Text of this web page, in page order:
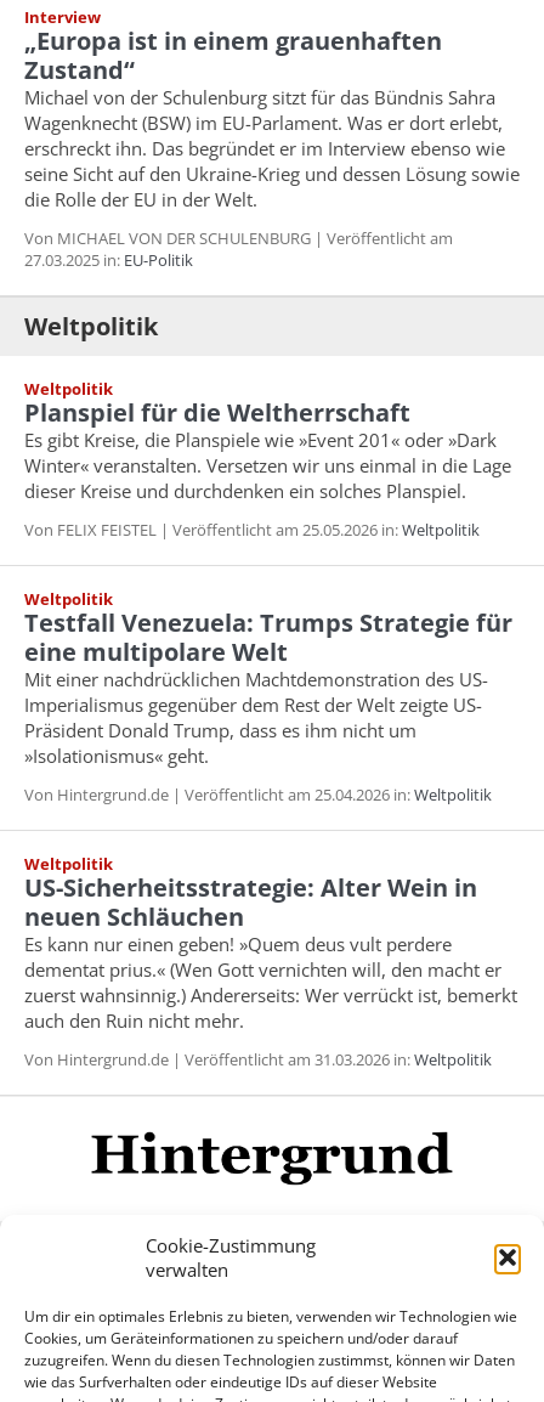
Cookie-Zustimmung
verwalten
Um dir ein optimales Erlebnis zu bieten, verwenden wir Technologien wie
Cookies, um Geräteinformationen zu speichern und/oder darauf
zuzugreifen. Wenn du diesen Technologien zustimmst, können wir Daten
wie das Surfverhalten oder eindeutige IDs auf dieser Website
Interview
„Europa ist in einem grauenhaften
Zustand“
Michael von der Schulenburg sitzt für das Bündnis Sahra
Wagenknecht (BSW) im EU-Parlament. Was er dort erlebt,
erschreckt ihn. Das begründet er im Interview ebenso wie
seine Sicht auf den Ukraine-Krieg und dessen Lösung sowie
die Rolle der EU in der Welt.
Von MICHAEL VON DER SCHULENBURG | Veröffentlicht am
27.03.2025 in: EU-Politik
Weltpolitik
Weltpolitik
Planspiel für die Weltherrschaft
Es gibt Kreise, die Planspiele wie »Event 201« oder »Dark
Winter« veranstalten. Versetzen wir uns einmal in die Lage
dieser Kreise und durchdenken ein solches Planspiel.
Von FELIX FEISTEL | Veröffentlicht am 25.05.2026 in:Weltpolitik
Weltpolitik
Testfall Venezuela: Trumps Strategie für
eine multipolare Welt
Mit einer nachdrücklichen Machtdemonstration des US-
Imperialismus gegenüber dem Rest der Welt zeigte US-
Präsident Donald Trump, dass es ihm nicht um
»Isolationismus« geht.
Von Hintergrund.de | Veröffentlicht am 25.04.2026 in:Weltpolitik
Weltpolitik
US-­Sicherheitsstrategie: Alter Wein in
neuen Schläuchen
Es kann nur einen geben! »Quem deus vult perdere
dementat prius.« (Wen Gott vernichten will, den macht er
zuerst wahnsinnig.) Andererseits: Wer verrückt ist, bemerkt
auch den Ruin nicht mehr.
Von Hintergrund.de | Veröffentlicht am 31.03.2026 in:Weltpolitik
Mehr
© Copyright Hintergrund.de, 2015 - 2026